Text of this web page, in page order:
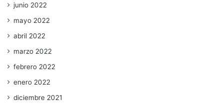
junio 2022
mayo 2022
abril 2022
marzo 2022
febrero 2022
enero 2022
diciembre 2021